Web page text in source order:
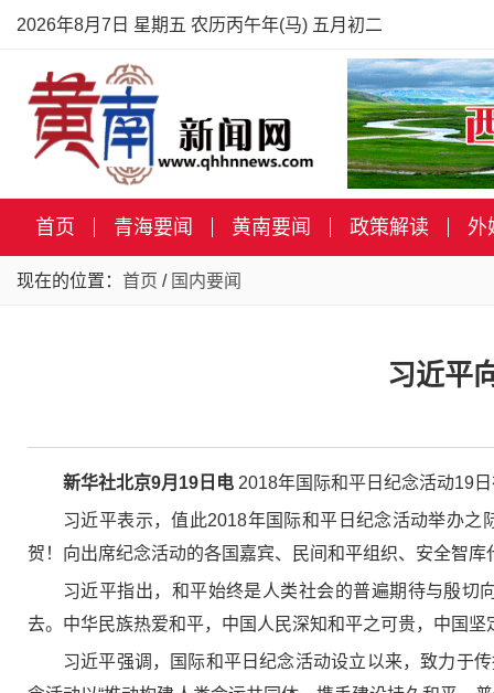
2026年8月7日 星期五 农历丙午年(马) 五月初二
首页 青海要闻 黄南要闻 政策解读 外
现在的位置： 首页 / 国内要闻
习近平
新华社北京9月19日电 2018年国际和平日纪念活动19
习近平表示，值此2018年国际和平日纪念活动举办
贺！向出席纪念活动的各国嘉宾、民间和平组织、安全智
习近平指出，和平始终是人类社会的普遍期待与殷切
去。中华民族热爱和平，中国人民深知和平之可贵，中国
习近平强调，国际和平日纪念活动设立以来，致力于